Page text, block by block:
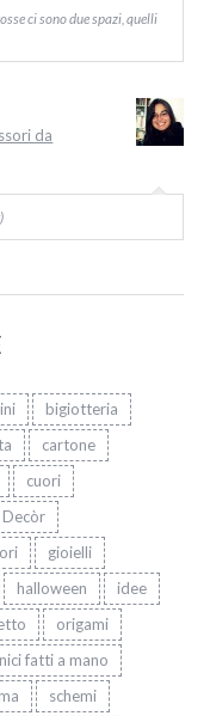
ci sono due spazi, quelli
da
bigiotteria
cartone
cuori
Decòr
gioielli
halloween
idee
origami
fatti a mano
schemi